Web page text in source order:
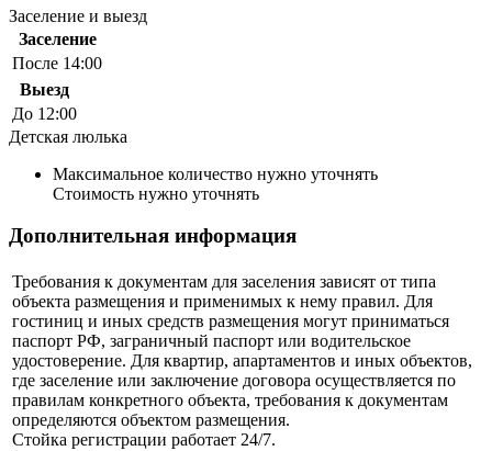
Заселение и выезд
Заселение
После 14:00
Выезд
До 12:00
Детская люлька
Максимальное количество нужно уточнять
Стоимость нужно уточнять
Дополнительная информация
Требования к документам для заселения зависят от типа
объекта размещения и применимых к нему правил. Для
гостиниц и иных средств размещения могут приниматься
паспорт РФ, заграничный паспорт или водительское
удостоверение. Для квартир, апартаментов и иных объектов,
где заселение или заключение договора осуществляется по
правилам конкретного объекта, требования к документам
определяются объектом размещения.
Стойка регистрации работает 24/7.